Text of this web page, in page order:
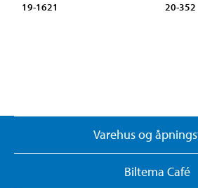
19-1621 20-352
Varehus og
Biltema Café